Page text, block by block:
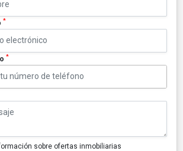
*
*
sobre ofertas inmobiliarias